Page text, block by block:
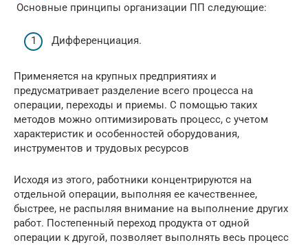
Основные принципы организации ПП следующие:
Дифференциация.
Применяется на крупных предприятиях и
предусматривает разделение всего процесса на
операции, переходы и приемы. С помощью таких
методов можно оптимизировать процесс, с учетом
характеристик и особенностей оборудования,
инструментов и трудовых ресурсов
Исходя из этого, работники концентрируются на
отдельной операции, выполняя ее качественнее,
быстрее, не распыляя внимание на выполнение других
работ. Постепенный переход продукта от одной
операции к другой, позволяет выполнять весь процесс